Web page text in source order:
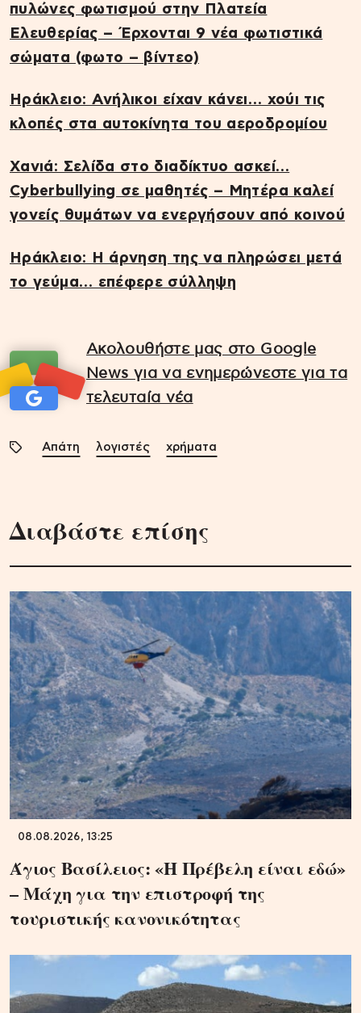
πυλώνες φωτισμού στην Πλατεία
Ελευθερίας – Έρχονται 9 νέα φωτιστικά
σώματα (φωτο – βίντεο)
Ηράκλειο: Ανήλικοι είχαν κάνει… χούι τις
κλοπές στα αυτοκίνητα του αεροδρομίου
Χανιά: Σελίδα στο διαδίκτυο ασκεί…
Cyberbullying σε μαθητές – Μητέρα καλεί
γονείς θυμάτων να ενεργήσουν από κοινού
Ηράκλειο: Η άρνηση της να πληρώσει μετά
το γεύμα… επέφερε σύλληψη
Ακολουθήστε μας στο Google
News για να ενημερώνεστε για τα
τελευταία νέα
Απάτη λογιστές χρήματα
Διαβάστε επίσης
08.08.2026, 13:25
Άγιος Βασίλειος: «Η Πρέβελη είναι εδώ»
– Μάχη για την επιστροφή της
τουριστικής κανονικότητας